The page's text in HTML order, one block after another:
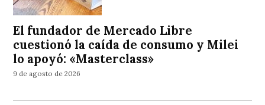
El fundador de Mercado Libre
cuestionó la caída de consumo y Milei
lo apoyó: «Masterclass»
9 de agosto de 2026